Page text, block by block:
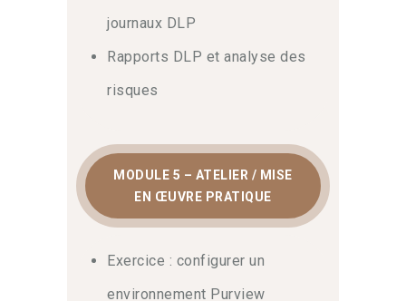
journaux DLP
Rapports DLP et analyse des
risques
MODULE 5 – ATELIER / MISE
EN ŒUVRE PRATIQUE
Exercice : configurer un
environnement Purview